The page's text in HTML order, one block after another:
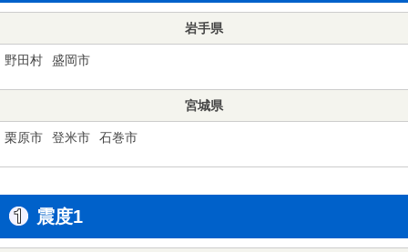
岩手県
野田村 盛岡市
宮城県
栗原市 登米市 石巻市
震度1